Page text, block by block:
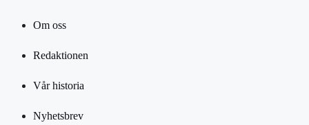
Om oss
Redaktionen
Vår historia
Nyhetsbrev